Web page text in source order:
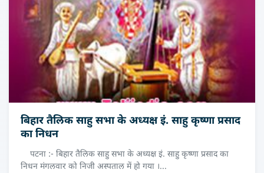
बिहार तैलिक साहु सभा के अध्यक्ष इं. साहु कृष्णा प्रसाद
का निधन
पटना :- बिहार तैलिक साहु सभा के अध्यक्ष इं. साहु कृष्णा प्रसाद का
निधन मंगलवार को निजी अस्पताल में हो गया ।...